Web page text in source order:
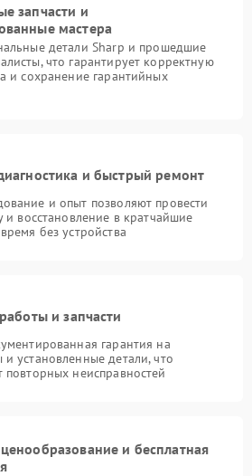
запчасти и
мастера
детали Sharp и прошедшие
что гарантирует корректную
и сохранение гарантийных
и быстрый ремонт
и опыт позволяют провести
и восстановление в кратчайшие
без устройства
и запчасти
гарантия на
установленные детали, что
неисправностей
и бесплатная